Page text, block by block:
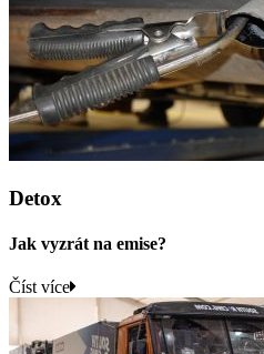
Detox
Jak vyzrát na emise?
Číst více